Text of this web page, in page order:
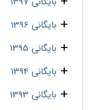
بایگانی 1396
بایگانی 1395
بایگانی 1394
بایگانی 1393